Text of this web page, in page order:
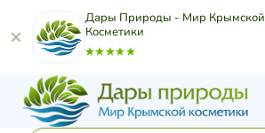
Дары Природы - Мир Крымской
Косметики